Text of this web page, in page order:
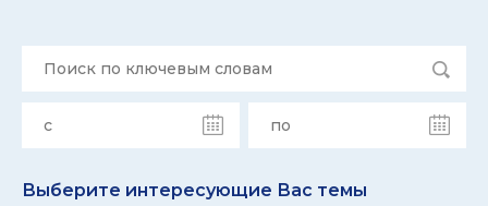
Выберите интересующие Вас темы